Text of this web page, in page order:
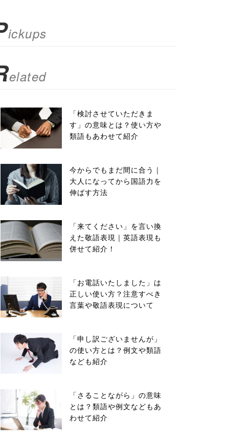
ickups
elated
「検討させていただきま
す」の意味とは？使い方や
類語もあわせて紹介
今からでもまだ間に合う｜
大人になってから国語力を
伸ばす方法
「来てください」を言い換
えた敬語表現｜英語表現も
併せて紹介！
「お電話いたしました」は
正しい使い方？注意すべき
言葉や敬語表現について
「申し訳ございませんが」
の使い方とは？例文や類語
なども紹介
「さることながら」の意味
とは？類語や例文などもあ
わせて紹介